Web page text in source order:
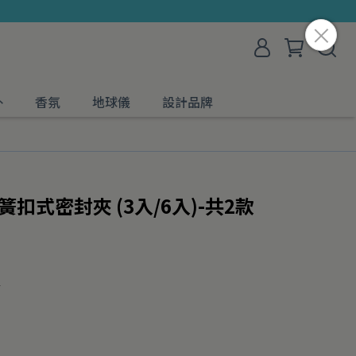
香氛 地球儀 設計品牌
扣式密封夾 (3入/6入)-共2款